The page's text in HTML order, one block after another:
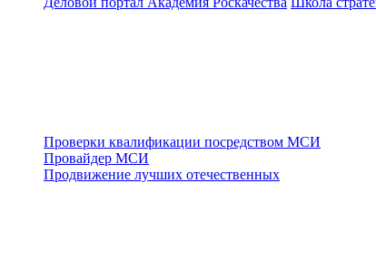
Проверки квалификации посредством МСИ
Провайдер МСИ
Продвижение лучших отечественных